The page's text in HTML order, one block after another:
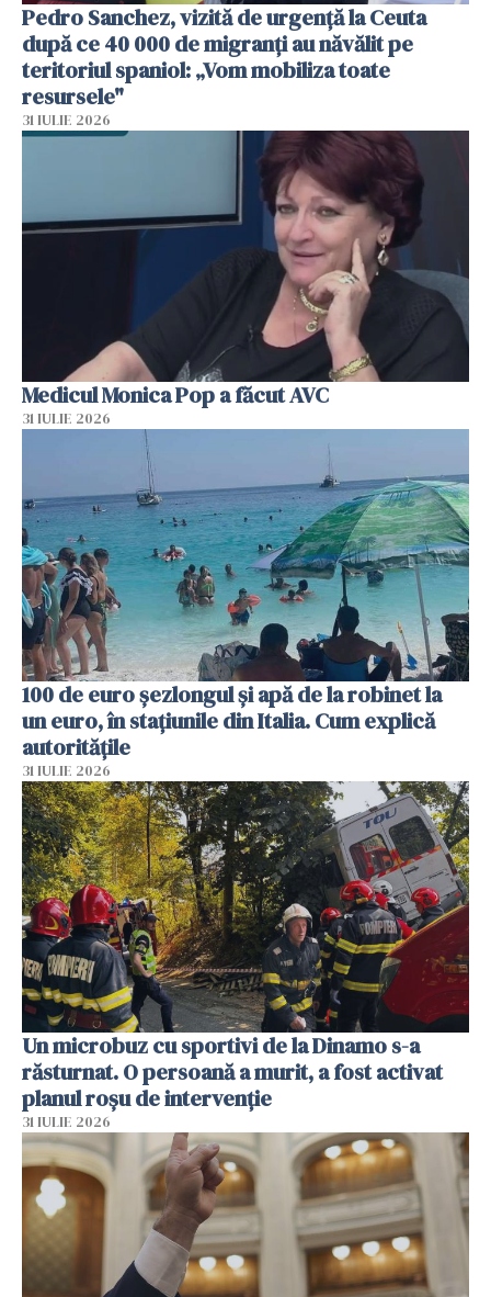
Pedro Sanchez, vizită de urgență la Ceuta
după ce 40 000 de migranți au năvălit pe
teritoriul spaniol: „Vom mobiliza toate
resursele"
31 IULIE 2026
Medicul Monica Pop a făcut AVC
31 IULIE 2026
100 de euro șezlongul și apă de la robinet la
un euro, în stațiunile din Italia. Cum explică
autoritățile
31 IULIE 2026
Un microbuz cu sportivi de la Dinamo s-a
răsturnat. O persoană a murit, a fost activat
planul roșu de intervenție
31 IULIE 2026